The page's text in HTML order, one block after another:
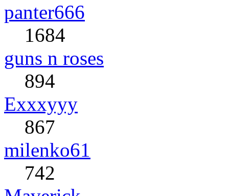
panter666
1684
guns n roses
894
Exxxyyy
867
milenko61
742